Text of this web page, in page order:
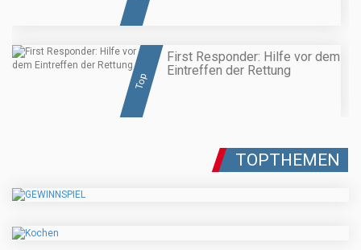
Top
First Responder: Hilfe vor dem
Eintreffen der Rettung
TOPTHEMEN